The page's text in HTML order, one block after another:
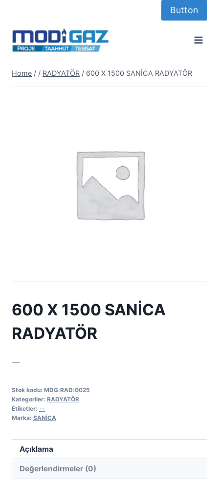
content
Button
Home / / RADYATÖR / 600 X 1500 SANİCA RADYATÖR
600 X 1500 SANİCA
RADYATÖR
—
Stok kodu: MDG:RAD:0025
Kategoriler: RADYATÖR
Etiketler: --
Marka: SANİCA
Açıklama
Değerlendirmeler (0)